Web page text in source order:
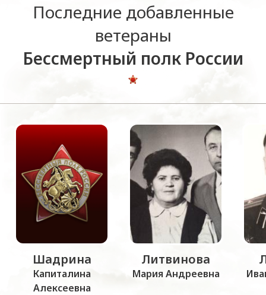
Последние добавленные
ветераны
Бессмертный полк России
Шадрина
Капиталина
Алексеевна
Литвинова
Мария Андреевна